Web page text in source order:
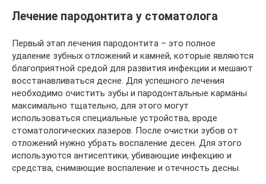
Лечение пародонтита у стоматолога
Первый этап лечения пародонтита – это полное
удаление зубных отложений и камней, которые являются
благоприятной средой для развития инфекции и мешают
восстанавливаться десне. Для успешного лечения
необходимо очистить зубы и пародонтальные карманы
максимально тщательно, для этого могут
использоваться специальные устройства, вроде
стоматологических лазеров. После очистки зубов от
отложений нужно убрать воспаление десен. Для этого
используются антисептики, убивающие инфекцию и
средства, снимающие воспаление и отечность десны.